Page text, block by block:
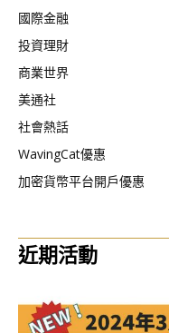
國際金融
投資理財
商業世界
美通社
社會熱話
WavingCat優惠
加密貨幣平台開戶優惠
近期活動